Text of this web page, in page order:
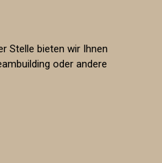
Stelle bieten wir Ihnen
oder andere